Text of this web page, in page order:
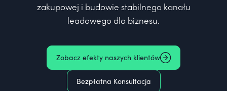
zakupowej i budowie stabilnego kanału
leadowego dla biznesu.
Zobacz efekty naszych klientów
Bezpłatna Konsultacja